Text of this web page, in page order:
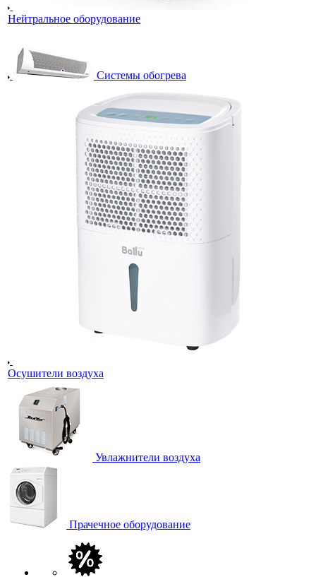
Нейтральное оборудование
Системы обогрева
Осушители воздуха
Увлажнители воздуха
Прачечное оборудование